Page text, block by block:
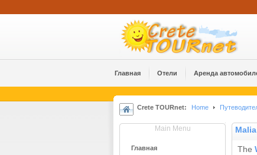
Главная Отели Аренда
Crete TOURnet: Home
Main Menu
Главная The